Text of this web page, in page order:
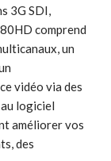
3G SDI,
comprend
un
vidéo via des
logiciel
améliorer vos
des